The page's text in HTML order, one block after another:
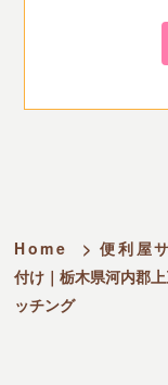
Home > 便利屋
付け｜栃木県河内郡
ッチング